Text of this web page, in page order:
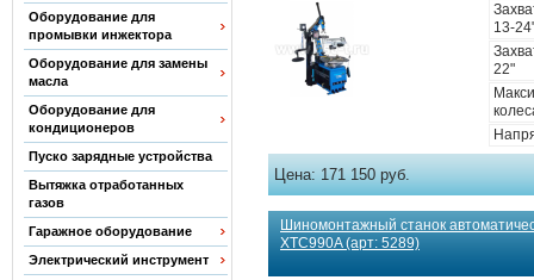
Оборудование для
промывки инжектора
Оборудование для замены
масла
Оборудование для
кондиционеров
Пуско зарядные устройства
Вытяжка отработанных
газов
Гаражное оборудование
Электрический инструмент
13-
22"
Цена:171 150 руб.
Шиномонтажный станок
XTC990A (арт: 5289)